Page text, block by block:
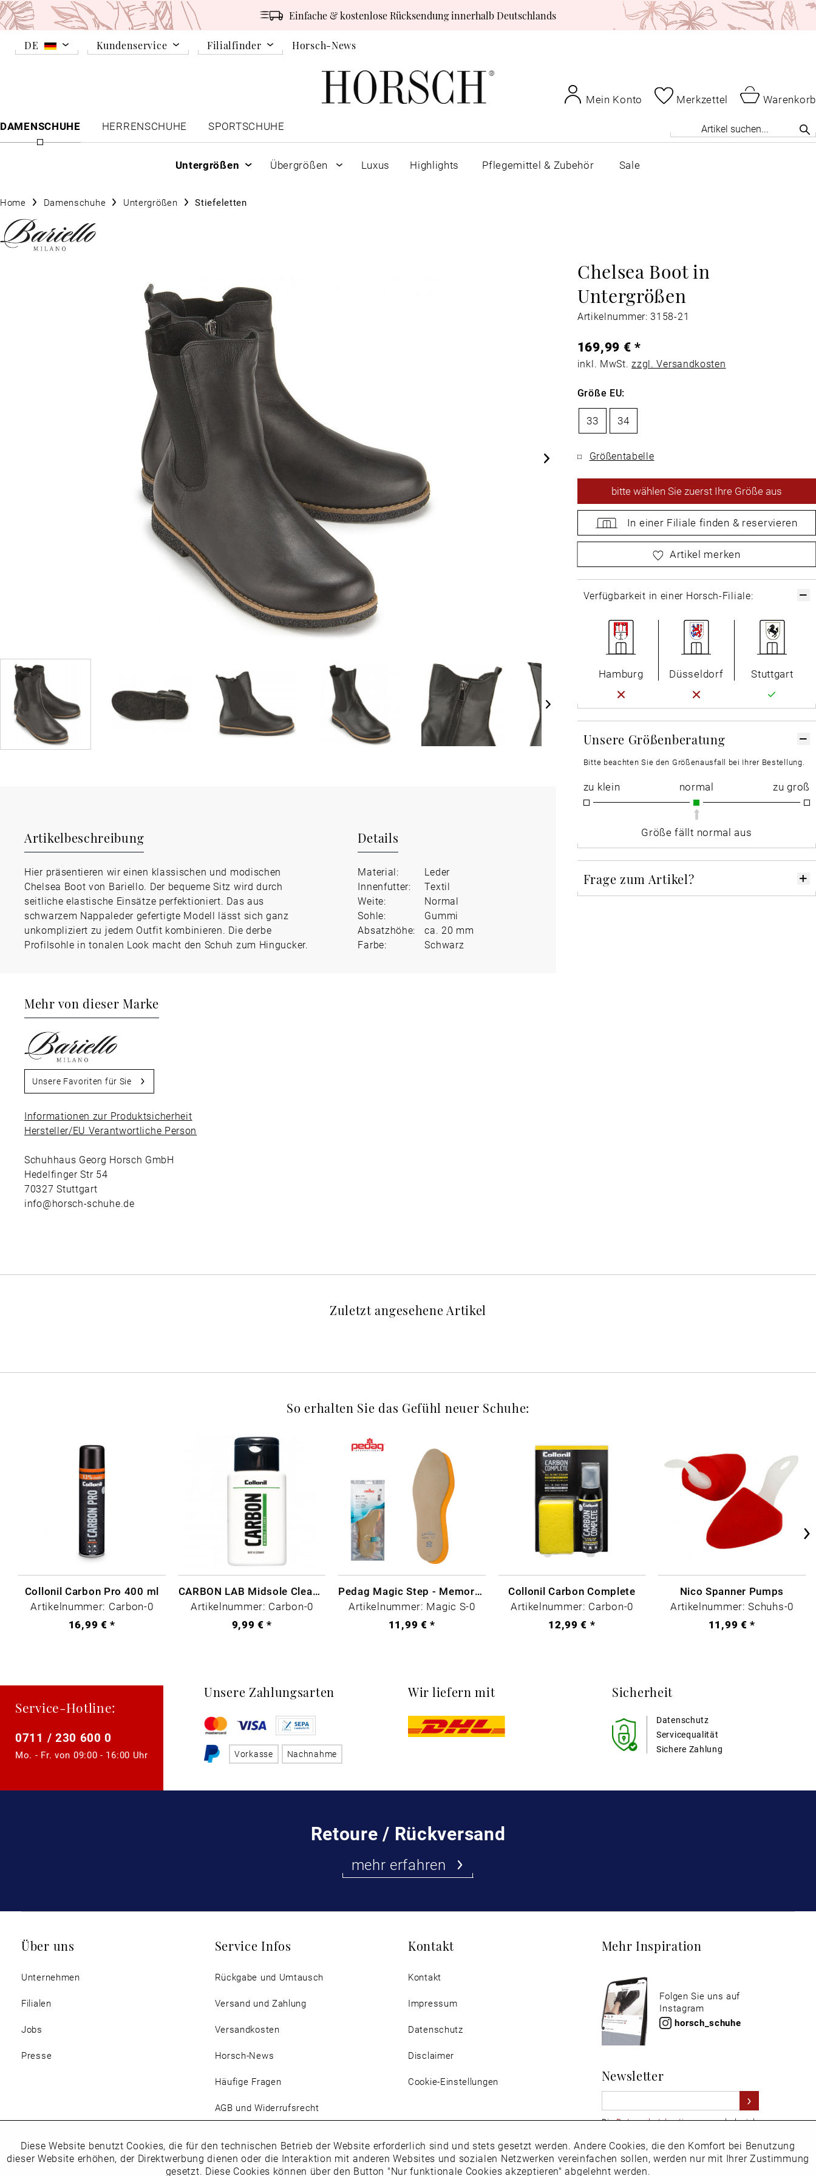
Einfache & kostenlose Rücksendung innerhalb Deutschlands
DE Kundenservice Filialfinder Horsch-News
Mein Konto Merkzettel
Warenkorb
DAMENSCHUHE
HERRENSCHUHE SPORTSCHUHE
Untergrößen Übergrößen Luxus Highlights Pflegemittel & Zubehör Sale
Home Damenschuhe Untergrößen Stiefeletten
Chelsea Boot in
Untergrößen
Artikelnummer: 3158-21
Artikelbeschreibung
Hier präsentieren wir einen klassischen und modischen
Chelsea Boot von Bariello. Der bequeme Sitz wird durch
seitliche elastische Einsätze perfektioniert. Das aus
schwarzem Nappaleder gefertigte Modell lässt sich ganz
unkompliziert zu jedem Outfit kombinieren. Die derbe
Profilsohle in tonalen Look macht den Schuh zum Hingucker.
Details
Material:
Leder
Innenfutter:
Textil
Weite:
Normal
Sohle:
Gummi
Absatzhöhe:
ca. 20 mm
Farbe:
Schwarz
Mehr von dieser Marke
Unsere Favoriten für Sie
Informationen zur Produktsicherheit
Hersteller/EU Verantwortliche Person
Schuhhaus Georg Horsch GmbH
Hedelfinger Str 54
70327 Stuttgart
info@horsch-schuhe.de
169,99 € *
inkl. MwSt.zzgl. Versandkosten
Größe EU:
33 34
Größentabelle
bittewählen Sie zuerst Ihre Größe aus
In einer Filiale finden & reservieren
wählen Sie zuerst Ihre Größe aus
Artikel merken
Verfügbarkeit in einer Horsch-Filiale:
Hamburg Düsseldorf Stuttgart
Unsere Größenberatung
Bitte beachten Sie den Größenausfall bei Ihrer Bestellung.
zu klein normal zu groß
Größe fällt normal aus
Frage zum Artikel?
Zuletzt angesehene Artikel
So erhalten Sie das Gefühl neuer Schuhe:
Collonil Carbon Pro 400 ml
Artikelnummer: Carbon-0
16,99 € *
CARBON LAB Midsole Cleaner
Artikelnummer: Carbon-0
9,99 € *
Pedag Magic Step - Memory Schaum
Artikelnummer: Magic S-0
11,99 € *
Collonil Carbon Complete
Artikelnummer: Carbon-0
12,99 € *
Nico Spanner Pumps
Artikelnummer: Schuhs-0
11,99 € *
Retoure / Rückversand
mehr erfahren
Service-Hotline:
0711 / 230 600 0
Mo. - Fr. von 09:00 - 16:00 Uhr
Unsere Zahlungsarten
Vorkasse Nachnahme
Wir liefern mit Sicherheit
Datenschutz
Sichere Zahlung
Servicequalität
Über uns
Unternehmen
Filialen
Jobs
Presse
Service Infos
Rückgabe und Umtausch
Versand und Zahlung
Versandkosten
Horsch-News
Häufige Fragen
AGB und Widerrufsrecht
Kontakt
Kontakt
Impressum
Datenschutz
Disclaimer
Cookie-Einstellungen
Mehr Inspiration
Folgen Sie uns auf
Instagram
horsch_schuhe
Newsletter
DieDatenschutzbestimmungenhabe ich
Hiervom Newsletter abmelden.
Funktionale Aktiv
Diese Website benutzt Cookies, die für den technischen Betrieb der Website erforderlich sind und stets gesetzt werden. Andere Cookies, die den Komfort bei Benutzung
dieser Website erhöhen, der Direktwerbung dienen oder die Interaktion mit anderen Websites und sozialen Netzwerken vereinfachen sollen, werden nur mit Ihrer Zustimmung
gesetzt. Diese Cookies können über den Button "Nur funktionale Cookies akzeptieren" abgelehnt werden.